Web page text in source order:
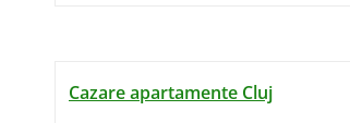
Cazare apartamente Cluj